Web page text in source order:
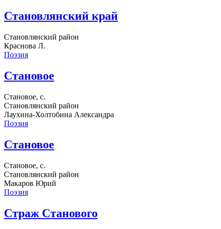
Становлянский край
Становлянский район
Краснова Л.
Поэзия
Становое
Становое, с.
Становлянский район
Лаухина-Холтобина Александра
Поэзия
Становое
Становое, с.
Становлянский район
Макаров Юрий
Поэзия
Страж Станового